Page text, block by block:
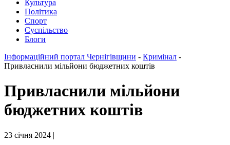
Культура
Політика
Спорт
Суспільство
Блоги
Інформаційний портал Чернігівщини - Кримінал -
Привласнили мільйони бюджетних коштів
Привласнили мільйони
бюджетних коштів
23 січня 2024 |